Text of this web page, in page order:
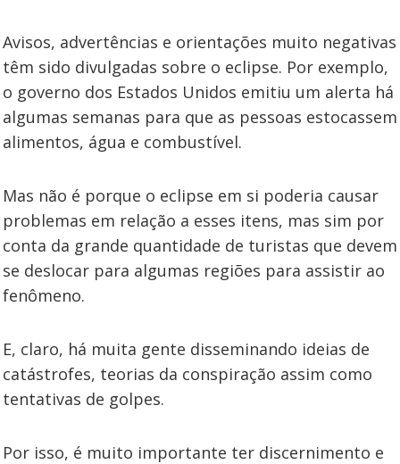
Avisos, advertências e orientações muito negativas
têm sido divulgadas sobre o eclipse. Por exemplo,
o governo dos Estados Unidos emitiu um alerta há
algumas semanas para que as pessoas estocassem
alimentos, água e combustível.
Mas não é porque o eclipse em si poderia causar
problemas em relação a esses itens, mas sim por
conta da grande quantidade de turistas que devem
se deslocar para algumas regiões para assistir ao
fenômeno.
E, claro, há muita gente disseminando ideias de
catástrofes, teorias da conspiração assim como
tentativas de golpes.
Por isso, é muito importante ter discernimento e